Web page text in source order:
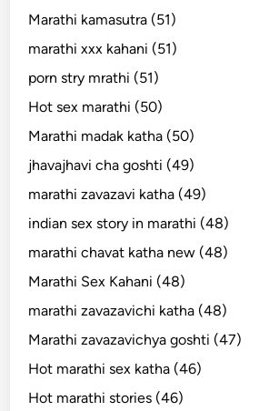
Marathi kamasutra (51)
marathi xxx kahani (51)
porn stry mrathi (51)
Hot sex marathi (50)
Marathi madak katha (50)
jhavajhavi cha goshti (49)
marathi zavazavi katha (49)
indian sex story in marathi (48)
marathi chavat katha new (48)
Marathi Sex Kahani (48)
marathi zavazavichi katha (48)
Marathi zavazavichya goshti (47)
Hot marathi sex katha (46)
Hot marathi stories (46)